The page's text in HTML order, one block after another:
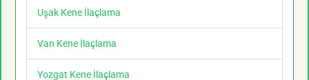
Uşak Kene İlaçlama
Van Kene İlaçlama
Yozgat Kene İlaçlama